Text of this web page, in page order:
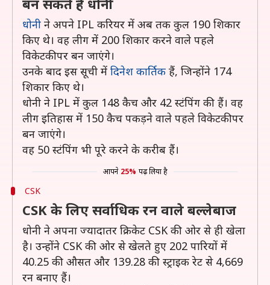
बन सकते हैं धोनी
धोनी ने अपने IPL करियर में अब तक कुल 190 शिकार
किए थे। वह लीग में 200 शिकार करने वाले पहले
विकेटकीपर बन जाएंगे।
उनके बाद इस सूची में दिनेश कार्तिक हैं, जिन्होंने 174
शिकार किए थे।
धोनी ने IPL में कुल 148 कैच और 42 स्टंपिंग की हैं। वह
लीग इतिहास में 150 कैच पकड़ने वाले पहले विकेटकीपर
बन जाएंगे।
वह 50 स्टंपिंग भी पूरे करने के करीब हैं।
आपने 25% पढ़ लिया है
CSK
CSK के लिए सर्वाधिक रन वाले बल्लेबाज
धोनी ने अपना ज्यादातर क्रिकेट CSK की ओर से ही खेला
है। उन्होंने CSK की ओर से खेलते हुए 202 पारियों में
40.25 की औसत और 139.28 की स्ट्राइक रेट से 4,669
रन बनाए हैं।